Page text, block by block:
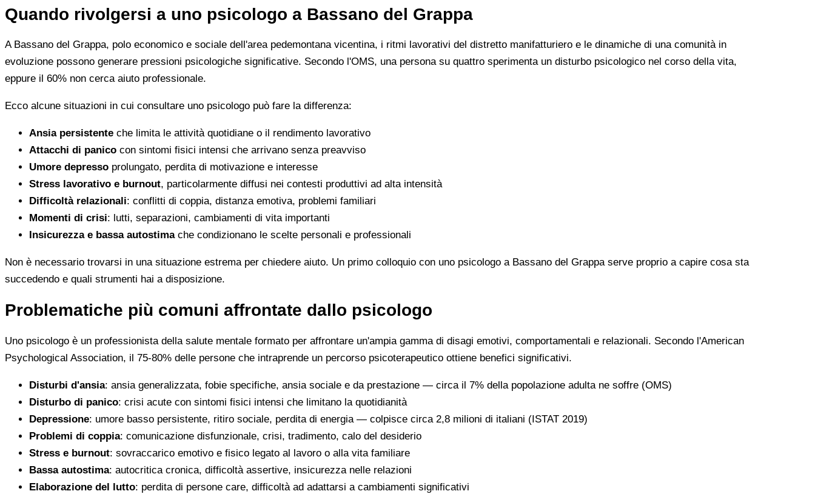
Quando rivolgersi a uno psicologo a Bassano del Grappa
A Bassano del Grappa, polo economico e sociale dell'area pedemontana vicentina, i ritmi lavorativi del distretto manifatturiero e le dinamiche di una comunità in
evoluzione possono generare pressioni psicologiche significative. Secondo l'OMS, una persona su quattro sperimenta un disturbo psicologico nel corso della vita,
eppure il 60% non cerca aiuto professionale.
Ecco alcune situazioni in cui consultare uno psicologo può fare la differenza:
Ansia persistente che limita le attività quotidiane o il rendimento lavorativo
Attacchi di panico con sintomi fisici intensi che arrivano senza preavviso
Umore depresso prolungato, perdita di motivazione e interesse
Stress lavorativo e burnout, particolarmente diffusi nei contesti produttivi ad alta intensità
Difficoltà relazionali: conflitti di coppia, distanza emotiva, problemi familiari
Momenti di crisi: lutti, separazioni, cambiamenti di vita importanti
Insicurezza e bassa autostimache condizionano le scelte personali e professionali
Non è necessario trovarsi in una situazione estrema per chiedere aiuto. Un primo colloquio con uno psicologo a Bassano del Grappa serve proprio a capire cosa sta
succedendo e quali strumenti hai a disposizione.
Problematiche più comuni affrontate dallo psicologo
Uno psicologo è un professionista della salute mentale formato per affrontare un'ampia gamma di disagi emotivi, comportamentali e relazionali. Secondo l'American
Psychological Association, il 75-80% delle persone che intraprende un percorso psicoterapeutico ottiene benefici significativi.
Disturbi d'ansia: ansia generalizzata, fobie specifiche, ansia sociale e da prestazione — circa il 7% della popolazione adulta ne soffre (OMS)
Disturbo di panico: crisi acute con sintomi fisici intensi che limitano la quotidianità
Depressione: umore basso persistente, ritiro sociale, perdita di energia — colpisce circa 2,8 milioni di italiani (ISTAT 2019)
Problemi di coppia: comunicazione disfunzionale, crisi, tradimento, calo del desiderio
Stress e burnout: sovraccarico emotivo e fisico legato al lavoro o alla vita familiare
Bassa autostima: autocritica cronica, difficoltà assertive, insicurezza nelle relazioni
Elaborazione del lutto: perdita di persone care, difficoltà ad adattarsi a cambiamenti significativi